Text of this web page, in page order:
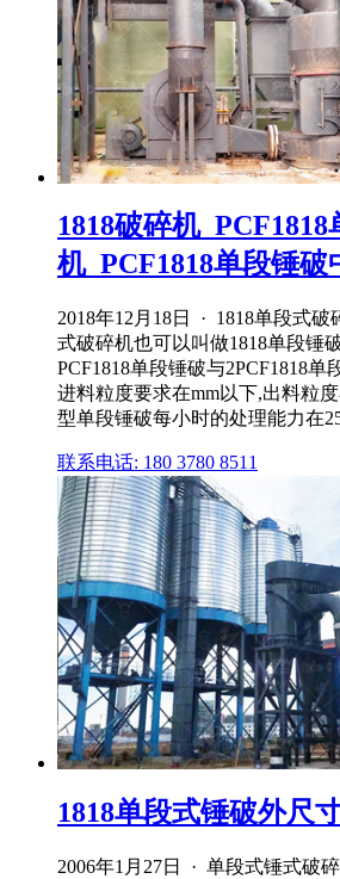
1818破碎机
机_PCF1818单段锤破
2018年12月18日 · 1818单段式破
式破碎机也可以叫做1818单段锤
PCF1818单段锤破与2PCF1818
进料粒度要求在mm以下,出料粒度
型单段锤破每小时的处理能力在
联系电话: 180 3780 8511
1818单段式锤破外尺
2006年1月27日 · 单段式锤式破